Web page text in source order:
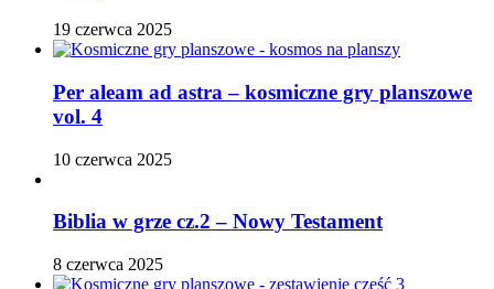
19 czerwca 2025
Per aleam ad astra – kosmiczne gry planszowe
vol. 4
10 czerwca 2025
Biblia w grze cz.2 – Nowy Testament
8 czerwca 2025